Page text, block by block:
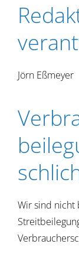
Jörn Eßmeyer
Wir sind nicht